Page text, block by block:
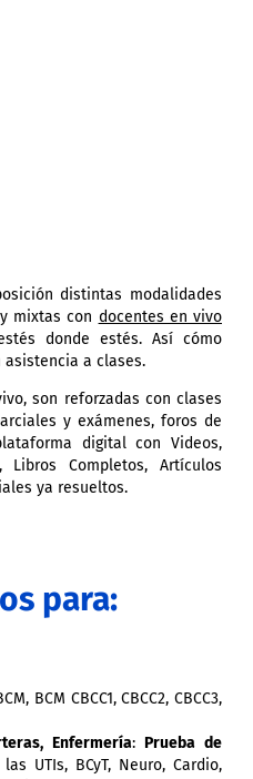
distintas modalidades
mixtas con docentes en vivo
donde estés. Así cómo
a clases.
son reforzadas con clases
y exámenes, foros de
digital con Videos,
Libros Completos, Artículos
ya resueltos.
para:
BCM CBCC1, CBCC2, CBCC3,
Enfermería:Prueba de
UTIs, BCyT, Neuro, Cardio,